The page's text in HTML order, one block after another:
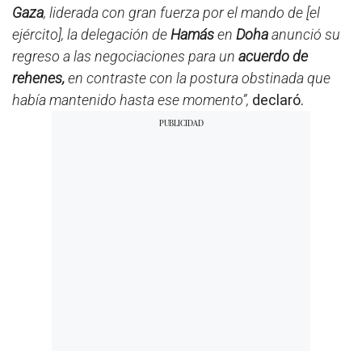
Gaza, liderada con gran fuerza por el mando de [el
ejército], la delegación deHamásen Dohaanunció su
regreso a las negociaciones para un acuerdo de
rehenes,en contraste con la postura obstinada que
había mantenido hasta ese momento”, declaró.